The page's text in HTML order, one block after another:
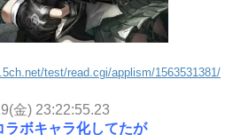
test/read.cgi/applism/1563531381/
金) 23:22:55.23
ボキャラ化してたが